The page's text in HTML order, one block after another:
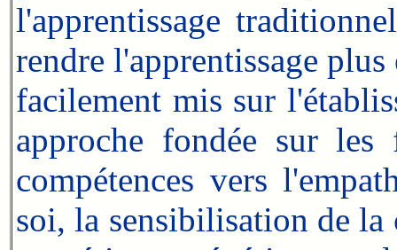
l'apprentissage
rendre l'apprentissage
facilement mis sur
approche fondée sur
compétences vers
soi, la sensibilisation de la